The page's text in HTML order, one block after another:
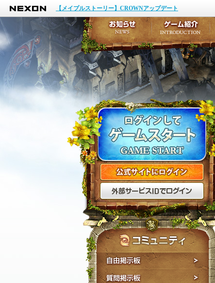
NEXON
【メイプルストーリー】CROWNアップデート
お知らせ
イベント
アップデート
メンテナンス